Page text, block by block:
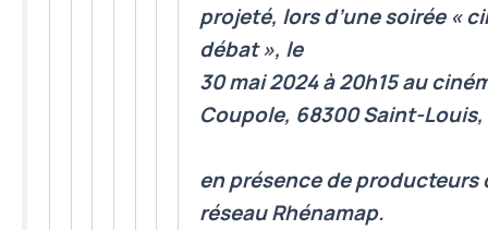
projeté, lors d’une soirée «
débat », le
30 mai 2024 à 20h15au
Coupole, 68300 Saint-Louis,
en présence deproducteurs
réseau Rhénamap.